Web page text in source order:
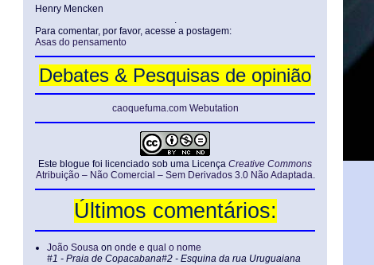
Henry Mencken
.
Para comentar, por favor, acesse a postagem:
Asas do pensamento
Debates & Pesquisas de opinião
caoquefuma.com Webutation
Este blogue foi licenciado sob uma Licença Creative Commons
Atribuição – Não Comercial – Sem Derivados 3.0 Não Adaptada.
Últimos comentários:
João Sousa on onde e qual o nome
#1 - Praia de Copacabana#2 - Esquina da rua Uruguaiana